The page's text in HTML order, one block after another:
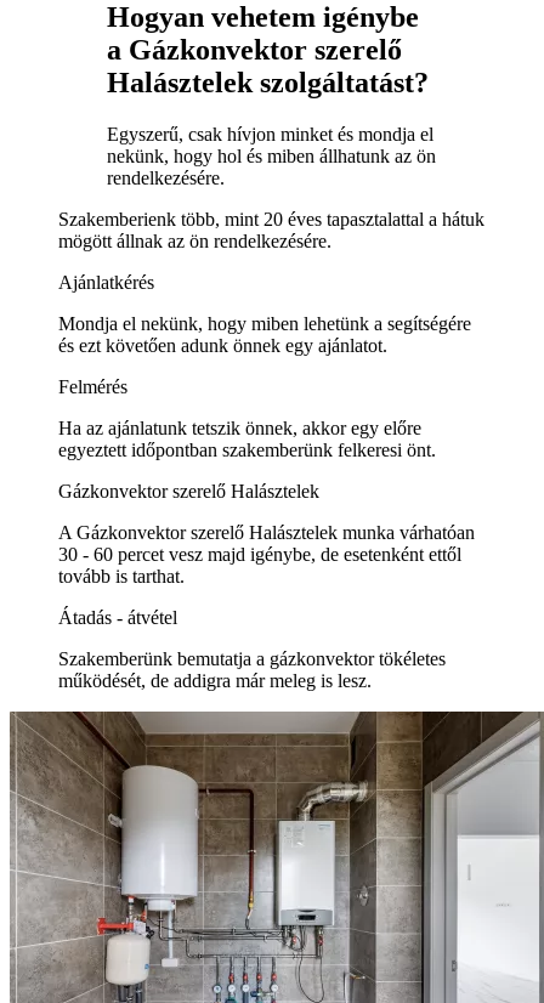
Hogyan vehetem igénybe
a Gázkonvektor szerelő
Halásztelek szolgáltatást?
Egyszerű, csak hívjon minket és mondja el
nekünk, hogy hol és miben állhatunk az ön
rendelkezésére.
Szakemberienk több, mint 20 éves tapasztalattal a hátuk
mögött állnak az ön rendelkezésére.
Ajánlatkérés
Mondja el nekünk, hogy miben lehetünk a segítségére
és ezt követően adunk önnek egy ajánlatot.
Felmérés
Ha az ajánlatunk tetszik önnek, akkor egy előre
egyeztett időpontban szakemberünk felkeresi önt.
Gázkonvektor szerelő Halásztelek
A Gázkonvektor szerelő Halásztelek munka várhatóan
30 - 60 percet vesz majd igénybe, de esetenként ettől
tovább is tarthat.
Átadás - átvétel
Szakemberünk bemutatja a gázkonvektor tökéletes
működését, de addigra már meleg is lesz.